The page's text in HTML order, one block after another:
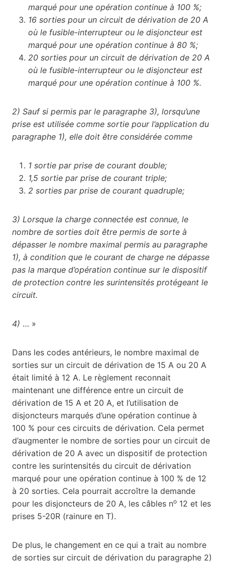
marqué pour une opération continue à 100 %;
16 sorties pour un circuit de dérivation de 20 A
où le fusible-interrupteur ou le disjoncteur est
marqué pour une opération continue à 80 %;
20 sorties pour un circuit de dérivation de 20 A
où le fusible-interrupteur ou le disjoncteur est
marqué pour une opération continue à 100 %.
2) Sauf si permis par le paragraphe 3), lorsqu’une
prise est utilisée comme sortie pour l’application du
paragraphe 1), elle doit être considérée comme
1 sortie par prise de courant double;
1,5 sortie par prise de courant triple;
2 sorties par prise de courant quadruple;
3) Lorsque la charge connectée est connue, le
nombre de sorties doit être permis de sorte à
dépasser le nombre maximal permis au paragraphe
1), à condition que le courant de charge ne dépasse
pas la marque d’opération continue sur le dispositif
de protection contre les surintensités protégeant le
circuit.
4) … »
Dans les codes antérieurs, le nombre maximal de
sorties sur un circuit de dérivation de 15 A ou 20 A
était limité à 12 A. Le règlement reconnait
maintenant une différence entre un circuit de
dérivation de 15 A et 20 A, et l’utilisation de
disjoncteurs marqués d’une opération continue à
100 % pour ces circuits de dérivation. Cela permet
d’augmenter le nombre de sorties pour un circuit de
dérivation de 20 A avec un dispositif de protection
contre les surintensités du circuit de dérivation
marqué pour une opération continue à 100 % de 12
à 20 sorties. Cela pourrait accroître la demande
pour les disjoncteurs de 20 A, les câbles no 12 et les
prises 5-20R (rainure en T).
De plus, le changement en ce qui a trait au nombre
de sorties sur circuit de dérivation du paragraphe 2)